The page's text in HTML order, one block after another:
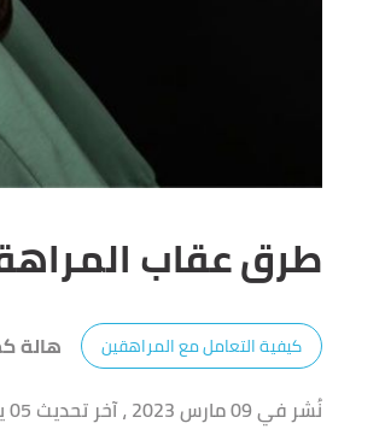
طرق عقاب
كيفية التعامل مع المراهقين
هالة
نُشر في 09 مارس 2023
، آخر تحديث 05 يوليو 2023